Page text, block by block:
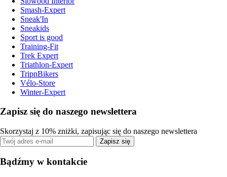
Smash-Expert
Sneak'In
Sneakids
Sport is good
Training-Fit
Trek Expert
Triathlon-Expert
TripnBikers
Vélo-Store
Winter-Expert
Zapisz się do naszego newslettera
Skorzystaj z 10% zniżki, zapisując się do naszego newslettera
Zapisz się
Bądźmy w kontakcie